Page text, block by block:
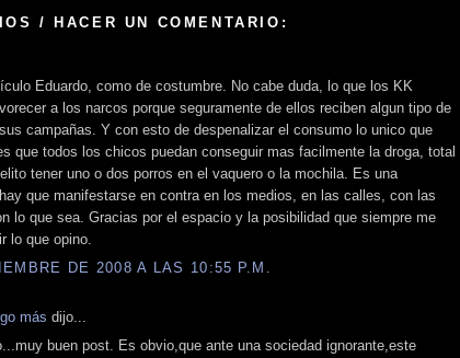
/ HACER UN COMENTARIO:
Eduardo, como de costumbre. No cabe duda, lo que los KK
a los narcos porque seguramente de ellos reciben algun tipo de
campañas. Y con esto de despenalizar el consumo lo unico que
que todos los chicos puedan conseguir mas facilmente la droga, total
tener uno o dos porros en el vaquero o la mochila. Es una
que manifestarse en contra en los medios, en las calles, con las
lo que sea. Gracias por el espacio y la posibilidad que siempre me
lo que opino.
DE 2008 A LAS 10:55 P.M.
más dijo...
buen post. Es obvio,que ante una sociedad ignorante,este